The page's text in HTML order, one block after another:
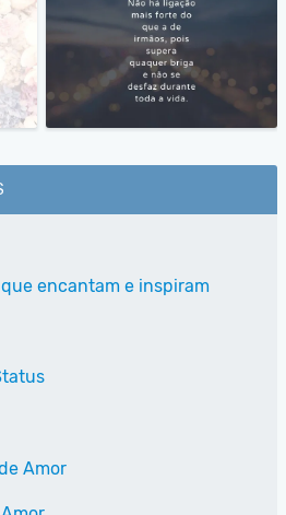
encantam e inspiram
Amor